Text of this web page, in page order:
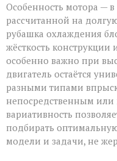
Особенность мотора —
рассчитанной на
рубашка охлаждения
жёсткость конструкции
особенно важно при
двигатель остаётся
разными типами
непосредственным
вариативность
подбирать
модели и задачи, не